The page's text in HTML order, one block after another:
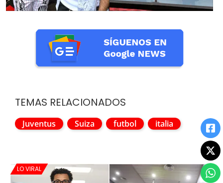
TEMAS RELACIONADOS
Juventus Suiza futbol italia
LO VIRAL